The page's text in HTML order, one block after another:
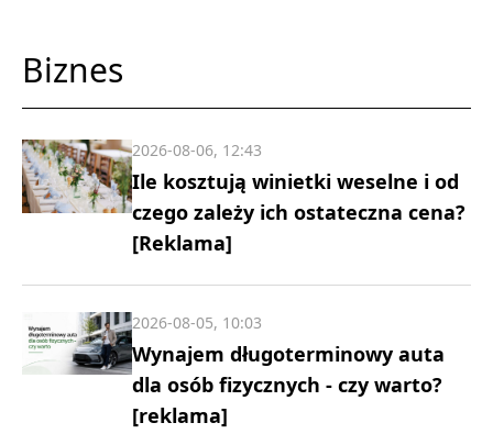
Biznes
Ile kosztują winietki weselne i od
czego zależy ich ostateczna cena?
[Reklama]
2026-08-06, 12:43
Wynajem długoterminowy auta
dla osób fizycznych - czy warto?
[reklama]
2026-08-05, 10:03